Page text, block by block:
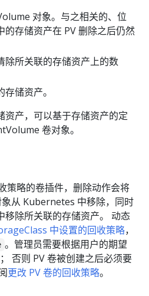
对象。与之相关的、位
的存储资产在 PV 删除之后仍然
除所关联的存储资产上的数
储资产。
资产，可以基于存储资产的定
卷对象。
策略的卷插件，删除动作会将
从 Kubernetes 中移除，同时
移除所关联的存储资产。 动态
中设置的回收策略，
。管理员需要根据用户的期望
否则 PV 卷被创建之后必须要
更改 PV 卷的回收策略。